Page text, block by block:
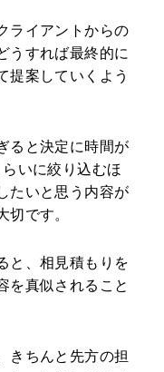
ライアントからの
うすれば最終的に
提案していくよう
ると決定に時間が
いに絞り込むほ
たいと思う内容が
切です。
と、相見積もりを
を真似されること
きちんと先方の担